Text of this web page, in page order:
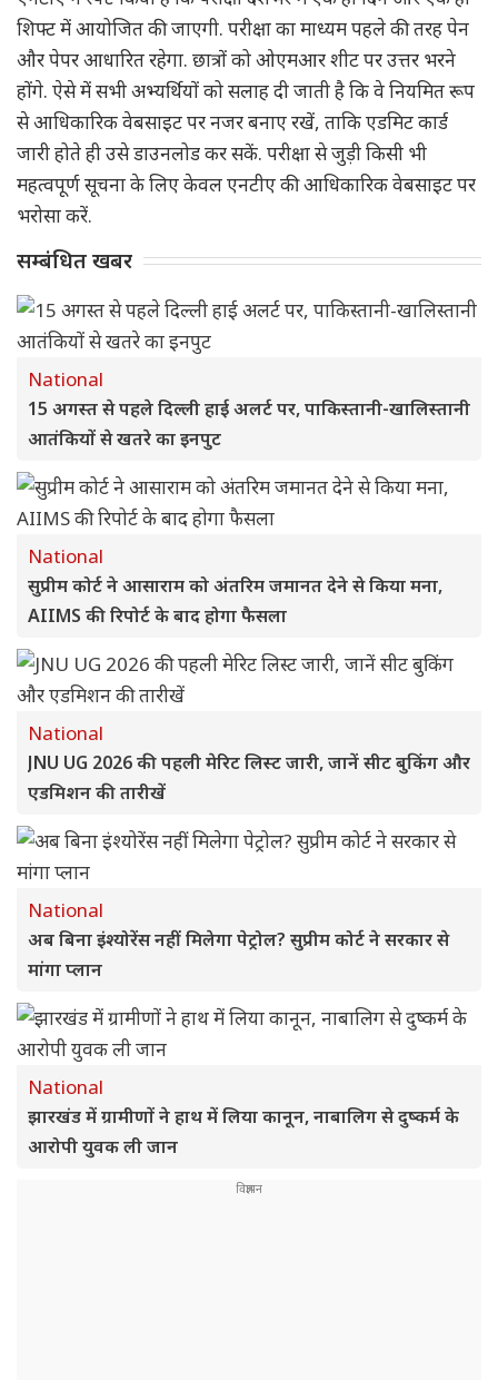
शिफ्ट में आयोजित की जाएगी. परीक्षा का माध्यम पहले की तरह पेन
और पेपर आधारित रहेगा. छात्रों को ओएमआर शीट पर उत्तर भरने
होंगे. ऐसे में सभी अभ्यर्थियों को सलाह दी जाती है कि वे नियमित रूप
से आधिकारिक वेबसाइट पर नजर बनाए रखें, ताकि एडमिट कार्ड
जारी होते ही उसे डाउनलोड कर सकें. परीक्षा से जुड़ी किसी भी
महत्वपूर्ण सूचना के लिए केवल एनटीए की आधिकारिक वेबसाइट पर
भरोसा करें.
सम्बंधित खबर
National
15 अगस्त से पहले दिल्ली हाई अलर्ट पर, पाकिस्तानी-खालिस्तानी
आतंकियों से खतरे का इनपुट
National
सुप्रीम कोर्ट ने आसाराम को अंतरिम जमानत देने से किया मना,
AIIMS की रिपोर्ट के बाद होगा फैसला
National
JNU UG 2026 की पहली मेरिट लिस्ट जारी, जानें सीट बुकिंग और
एडमिशन की तारीखें
National
अब बिना इंश्योरेंस नहीं मिलेगा पेट्रोल? सुप्रीम कोर्ट ने सरकार से
मांगा प्लान
National
झारखंड में ग्रामीणों ने हाथ में लिया कानून, नाबालिग से दुष्कर्म के
आरोपी युवक ली जान